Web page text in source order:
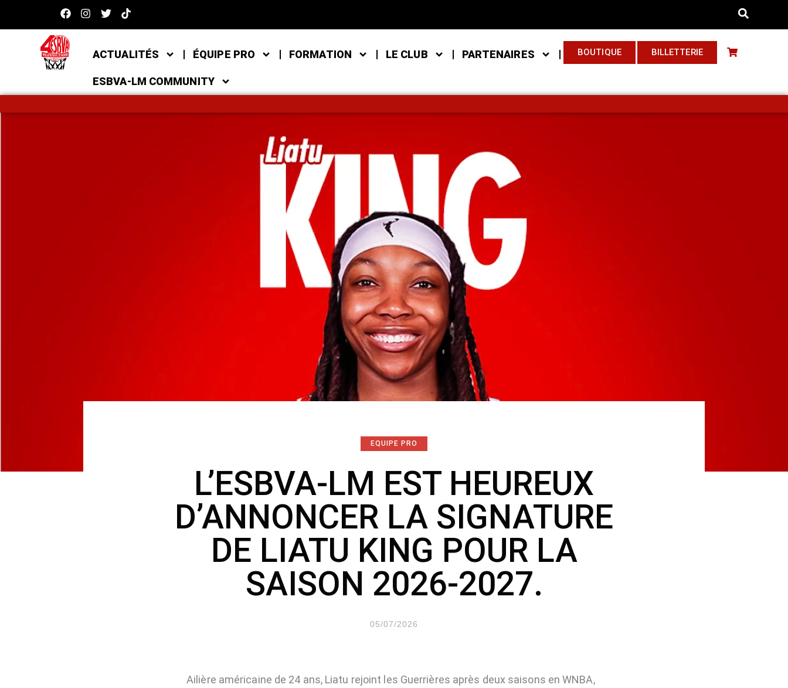
ACTUALITÉS ÉQUIPE PRO FORMATION LE CLUB PARTENAIRES
ESBVA-LM COMMUNITY
BOUTIQUE BILLETTERIE
EQUIPE PRO
L’ESBVA-LM EST HEUREUX
D’ANNONCER LA SIGNATURE
DE LIATU KING POUR LA
SAISON 2026-2027.
05/07/2026
Ailière américaine de 24 ans, Liatu rejoint les Guerrières après deux saisons en WNBA,